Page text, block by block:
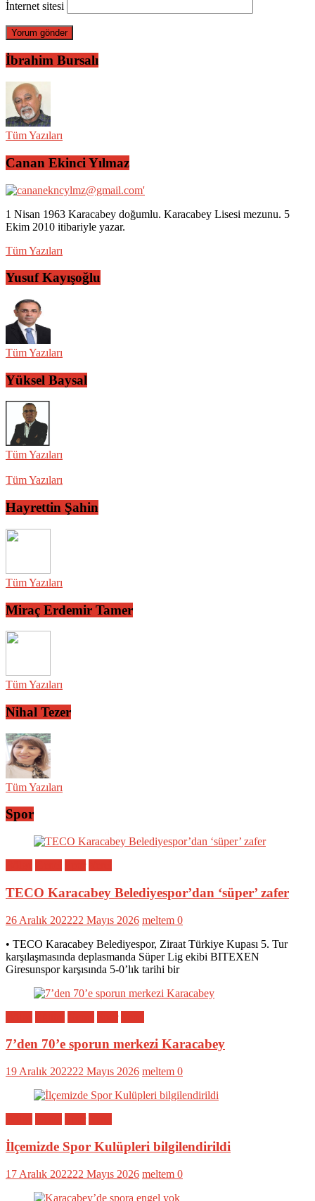
İnternet sitesi
İbrahim Bursalı
Tüm Yazıları
Canan Ekinci Yılmaz
1 Nisan 1963 Karacabey doğumlu. Karacabey Lisesi mezunu. 5
Ekim 2010 itibariyle yazar.
Tüm Yazıları
Yusuf Kayışoğlu
Tüm Yazıları
Yüksel Baysal
Tüm Yazıları
Tüm Yazıları
Hayrettin Şahin
Tüm Yazıları
Miraç Erdemir Tamer
Tüm Yazıları
Nihal Tezer
Tüm Yazıları
Spor
TECO Karacabey Belediyespor’dan ‘süper’ zafer
26 Aralık 202222 Mayıs 2026 meltem 0
• TECO Karacabey Belediyespor, Ziraat Türkiye Kupası 5. Tur
karşılaşmasında deplasmanda Süper Lig ekibi BITEXEN
Giresunspor karşısında 5-0’lık tarihi bir
7’den 70’e sporun merkezi Karacabey
19 Aralık 202222 Mayıs 2026 meltem 0
İlçemizde Spor Kulüpleri bilgilendirildi
17 Aralık 202222 Mayıs 2026 meltem 0